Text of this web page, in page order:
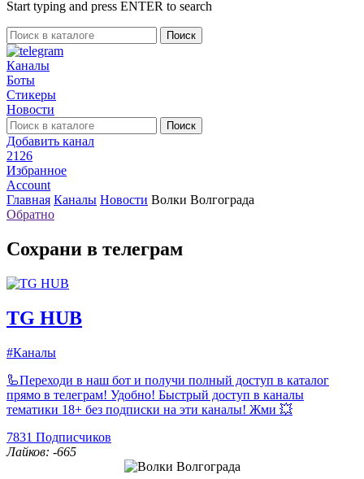
Start typing and press ENTER to search
Поиск
Каналы
Боты
Стикеры
Новости
Поиск
Добавить канал
2126
Избранное
Account
Главная Каналы Новости Волки Волгограда
Обратно
Сохрани в телеграм
TG HUB
#Каналы
🦾Переходи в наш бот и получи полный доступ в каталог
прямо в телеграм! Удобно! Быстрый доступ в каналы
тематики 18+ без подписки на эти каналы! Жми 💥
7831 Подписчиков
Лайков: -665